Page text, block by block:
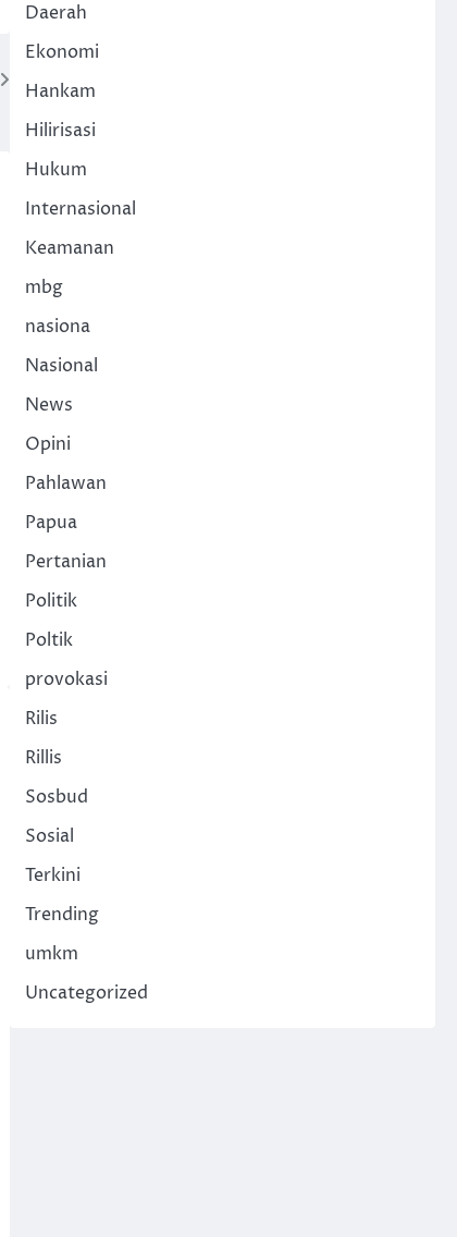
Daerah
Ekonomi
Hankam
Hilirisasi
Hukum
Internasional
Keamanan
mbg
nasiona
Nasional
News
Opini
Pahlawan
Papua
Pertanian
Politik
Poltik
provokasi
Rilis
Rillis
Sosbud
Sosial
Terkini
Trending
umkm
Uncategorized